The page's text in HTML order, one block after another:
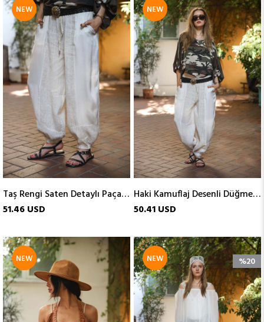
Taş Rengi Saten Detaylı Paçası Lastikli Keten Pantolon
51.46 USD
NEW
ITEM
Haki Kamuflaj Desenli Düğme Detaylı Yarasa Kol Bluz
50.41 USD
NEW
ITEM
NEW
ITEM
%20
NEW
ITEM